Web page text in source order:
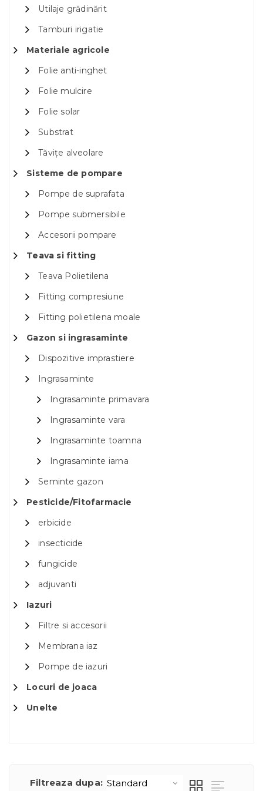
Utilaje grădinărit
Tamburi irigatie
Materiale agricole
Folie anti-inghet
Folie mulcire
Folie solar
Substrat
Tăvițe alveolare
Sisteme de pompare
Pompe de suprafata
Pompe submersibile
Accesorii pompare
Teava si fitting
Teava Polietilena
Fitting compresiune
Fitting polietilena moale
Gazon si ingrasaminte
Dispozitive imprastiere
Ingrasaminte
Ingrasaminte primavara
Ingrasaminte vara
Ingrasaminte toamna
Ingrasaminte iarna
Seminte gazon
Pesticide/Fitofarmacie
erbicide
insecticide
fungicide
adjuvanti
Iazuri
Filtre si accesorii
Membrana iaz
Pompe de iazuri
Locuri de joaca
Unelte
Filtreaza dupa: